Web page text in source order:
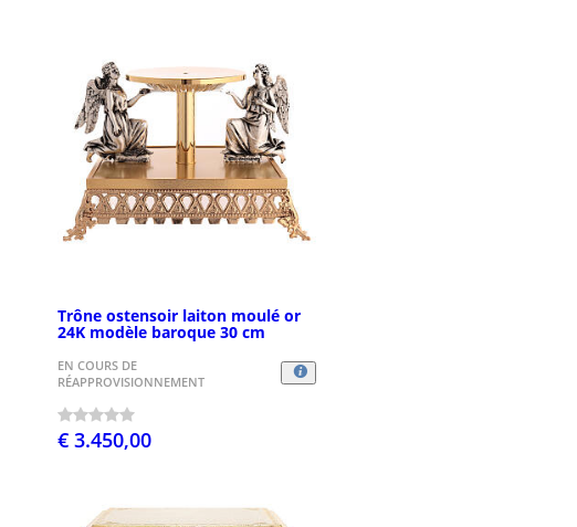
Trône ostensoir laiton moulé or
24K modèle baroque 30 cm
EN COURS DE
RÉAPPROVISIONNEMENT
€ 3.450,00